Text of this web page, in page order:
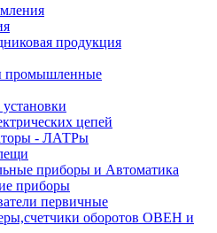
продукция
промышленные
цепей
- ЛАТРы
приборы и Автоматика
приборы
первичные
оборотов ОВЕН и